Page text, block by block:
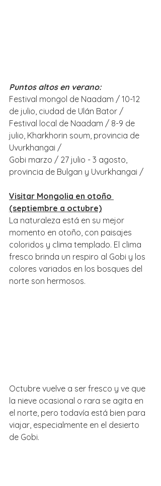
Puntos altos en verano:
Festival mongol de Naadam / 10-12
de julio, ciudad de Ulán Bator /
Festival local de Naadam / 8-9 de
julio, Kharkhorin soum, provincia de
Uvurkhangai /
Gobi marzo / 27 julio - 3 agosto,
provincia de Bulgan y Uvurkhangai /
Visitar Mongolia en otoño
(septiembre a octubre)
La naturaleza está en su mejor
momento en otoño, con paisajes
coloridos y clima templado. El clima
fresco brinda un respiro al Gobi y los
colores variados en los bosques del
norte son hermosos.
Octubre vuelve a ser fresco y ve que
la nieve ocasional o rara se agita en
el norte, pero todavía está bien para
viajar, especialmente en el desierto
de Gobi.